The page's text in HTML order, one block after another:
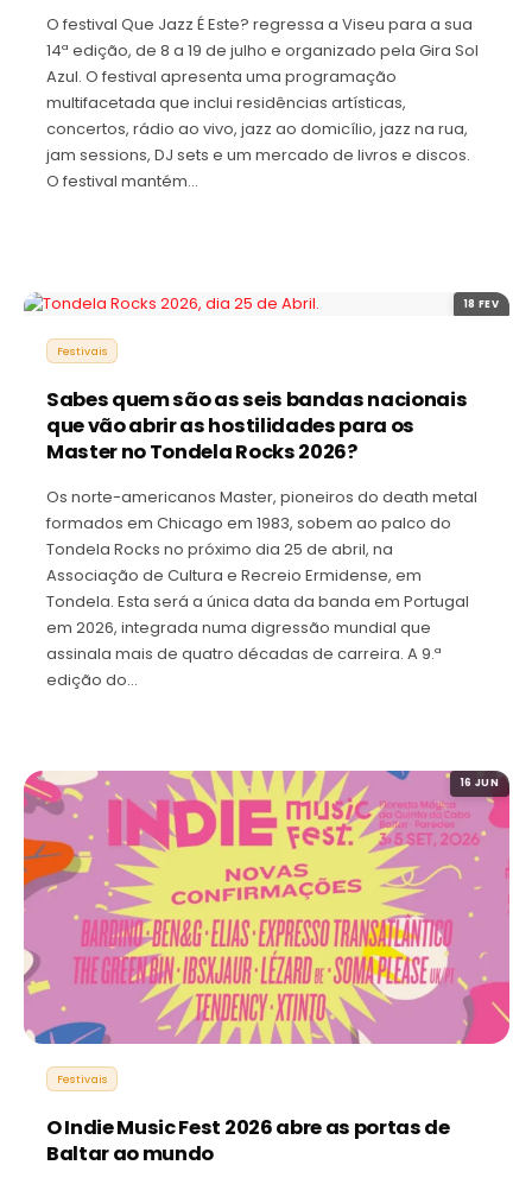
O festival Que Jazz É Este? regressa a Viseu para a sua
14ª edição, de 8 a 19 de julho e organizado pela Gira Sol
Azul. O festival apresenta uma programação
multifacetada que inclui residências artísticas,
concertos, rádio ao vivo, jazz ao domicílio, jazz na rua,
jam sessions, DJ sets e um mercado de livros e discos.
O festival mantém…
18 FEV
Festivais
Sabes quem são as seis bandas nacionais
que vão abrir as hostilidades para os
Master no Tondela Rocks 2026?
Os norte-americanos Master, pioneiros do death metal
formados em Chicago em 1983, sobem ao palco do
Tondela Rocks no próximo dia 25 de abril, na
Associação de Cultura e Recreio Ermidense, em
Tondela. Esta será a única data da banda em Portugal
em 2026, integrada numa digressão mundial que
assinala mais de quatro décadas de carreira. A 9.ª
edição do…
16 JUN
Festivais
O Indie Music Fest 2026 abre as portas de
Baltar ao mundo